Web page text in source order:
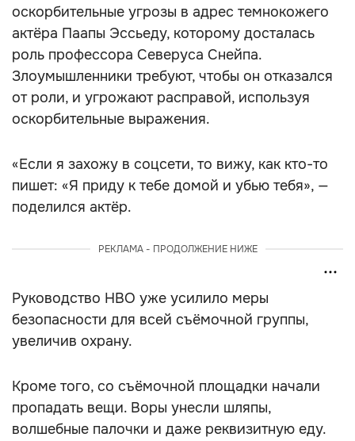
оскорбительные угрозы в адрес темнокожего
актёра Паапы Эссьеду, которому досталась
роль профессора Северуса Снейпа.
Злоумышленники требуют, чтобы он отказался
от роли, и угрожают расправой, используя
оскорбительные выражения.
«Если я захожу в соцсети, то вижу, как кто-то
пишет: «Я приду к тебе домой и убью тебя», —
поделился актёр.
РЕКЛАМА - ПРОДОЛЖЕНИЕ НИЖЕ
Руководство HBO уже усилило меры
безопасности для всей съёмочной группы,
увеличив охрану.
Кроме того, со съёмочной площадки начали
пропадать вещи. Воры унесли шляпы,
волшебные палочки и даже реквизитную еду.